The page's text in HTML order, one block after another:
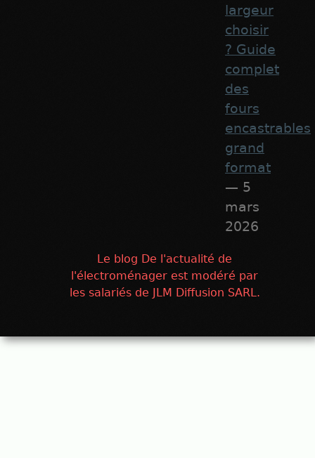
largeur
choisir
? Guide
complet
des
fours
encastrables
grand
format
— 5
mars
2026
Le blog De l'actualité de
l'électroménager est modéré par
les salariés de JLM Diffusion SARL.